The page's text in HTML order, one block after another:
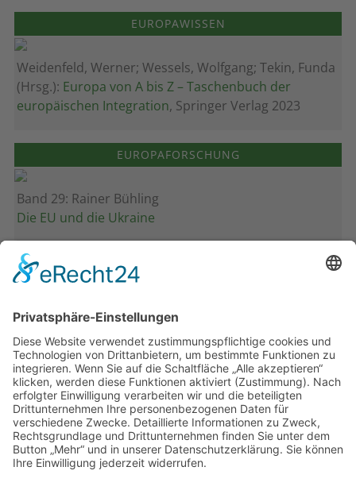
EUROPAWISSEN
Weidenfeld, Werner; Wessels, Wolfgang; Tekin, Funda
(Hrsg.): Europa von A bis Z – Taschenbuch der
europäischen Integration, Springer Verlag 2023
EUROPAFORSCHUNG
Band 29: Rainer Bühling
Die EU und die Ukraine
Band 28: Andrea Zeller
Eurorettung um jeden Preis?
Band 27: Thomas Jansen
Europa verstehen
Band 26: Andreas Öffner
Die Macht der Interessen
Band 25: Edmund Ratka
Deutschlands Mittelmeerpolitik